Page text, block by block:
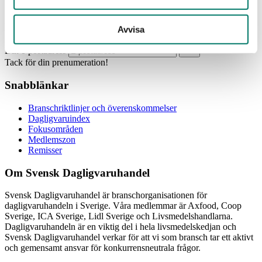
Avvisa
Din e-postadress
Tack för din prenumeration!
Snabblänkar
Branschriktlinjer och överenskommelser
Dagligvaruindex
Fokusområden
Medlemszon
Remisser
Om Svensk Dagligvaruhandel
Svensk Dagligvaruhandel är branschorganisationen för
dagligvaruhandeln i Sverige. Våra medlemmar är Axfood, Coop
Sverige, ICA Sverige, Lidl Sverige och Livsmedelshandlarna.
Dagligvaruhandeln är en viktig del i hela livsmedelskedjan och
Svensk Dagligvaruhandel verkar för att vi som bransch tar ett aktivt
och gemensamt ansvar för konkurrensneutrala frågor.